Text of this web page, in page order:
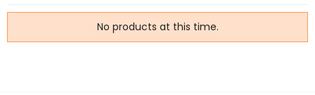
No products at this time.